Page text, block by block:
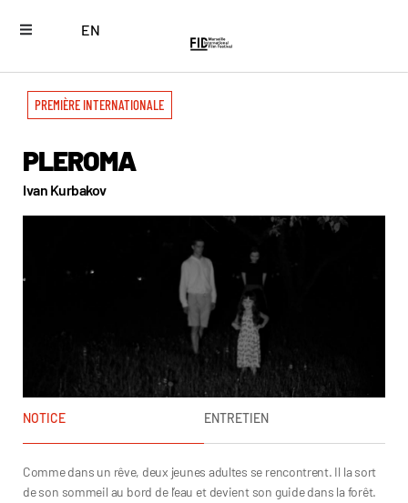
EN
PREMIÈRE INTERNATIONALE
PLEROMA
Ivan Kurbakov
NOTICE ENTRETIEN
Comme dans un rêve, deux jeunes adultes se rencontrent. Il la sort
de son sommeil au bord de l’eau et devient son guide dans la forêt.